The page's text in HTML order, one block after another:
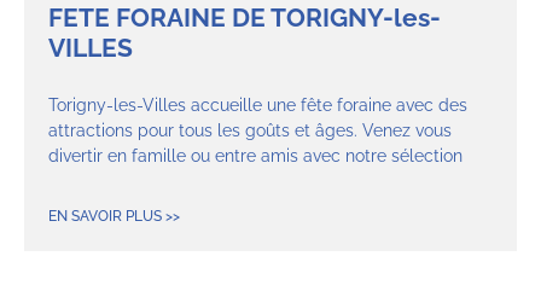
FETE FORAINE DE TORIGNY-les-
VILLES
Torigny-les-Villes accueille une fête foraine avec des
attractions pour tous les goûts et âges. Venez vous
divertir en famille ou entre amis avec notre sélection
EN SAVOIR PLUS >>